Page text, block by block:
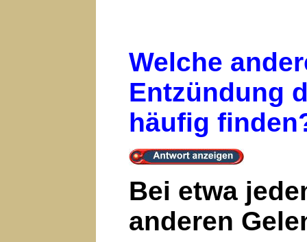
Welche
Entzündung
häufig
Bei etwa
anderen